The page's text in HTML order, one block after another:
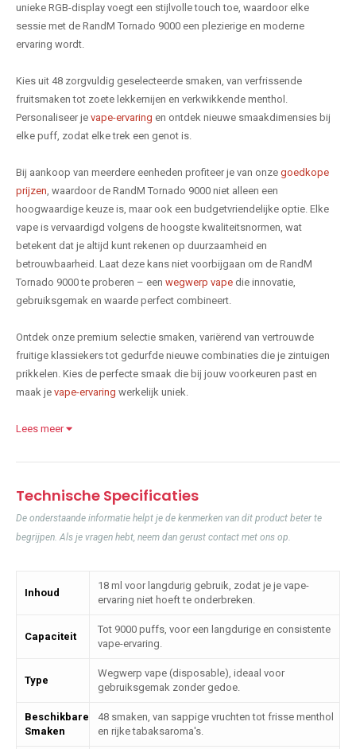
unieke RGB-display voegt een stijlvolle touch toe, waardoor elke
sessie met de RandM Tornado 9000 een plezierige en moderne
ervaring wordt.
Kies uit 48 zorgvuldig geselecteerde smaken, van verfrissende
fruitsmaken tot zoete lekkernijen en verkwikkende menthol.
Personaliseer je vape-ervaring en ontdek nieuwe smaakdimensies bij
elke puff, zodat elke trek een genot is.
Bij aankoop van meerdere eenheden profiteer je van onze goedkope
prijzen , waardoor de RandM Tornado 9000 niet alleen een
hoogwaardige keuze is, maar ook een budgetvriendelijke optie. Elke
vape is vervaardigd volgens de hoogste kwaliteitsnormen, wat
betekent dat je altijd kunt rekenen op duurzaamheid en
betrouwbaarheid. Laat deze kans niet voorbijgaan om de RandM
Tornado 9000 te proberen – een wegwerp vape die innovatie,
gebruiksgemak en waarde perfect combineert.
Ontdek onze premium selectie smaken, variërend van vertrouwde
fruitige klassiekers tot gedurfde nieuwe combinaties die je zintuigen
prikkelen. Kies de perfecte smaak die bij jouw voorkeuren past en
maak je vape-ervaring werkelijk uniek.
Lees meer
Technische Specificaties
De onderstaande informatie helpt je de kenmerken van dit product beter te
begrijpen. Als je vragen hebt, neem dan gerust contact met ons op.
Inhoud
18 ml voor langdurig gebruik, zodat je je vape-
ervaring niet hoeft te onderbreken.
Capaciteit
Tot 9000 puffs, voor een langdurige en consistente
vape-ervaring.
Type
Wegwerp vape (disposable), ideaal voor
gebruiksgemak zonder gedoe.
Beschikbare
Smaken
48 smaken, van sappige vruchten tot frisse menthol
en rijke tabaksaroma's.